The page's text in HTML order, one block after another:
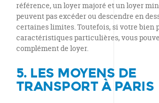
référence, un loyer majoré et un loyer
peuvent pas excéder ou descendre en
certaines limites. Toutefois, si votre bien
caractéristiques particulières, vous
complément de loyer.
5. LES MOYENS DE
TRANSPORT À PARIS